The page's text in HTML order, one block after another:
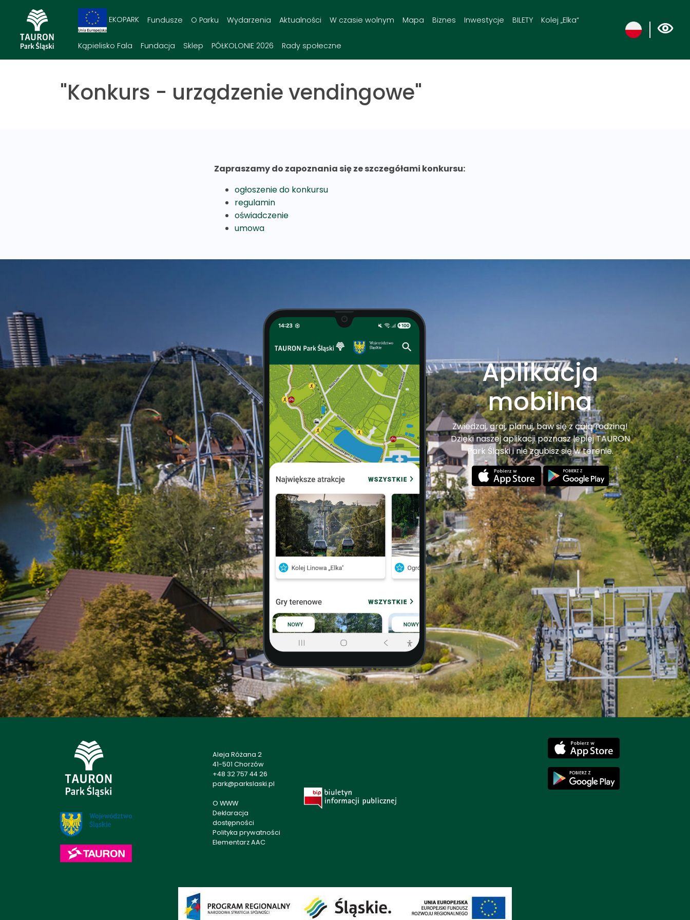
EKOPARK Fundusze O Parku Wydarzenia Aktualności W czasie wolnym Mapa Biznes Inwestycje BILETY Kolej „Elka“
Kąpielisko Fala Fundacja Sklep PÓŁKOLONIE 2026 Rady społeczne
"Konkurs - urządzenie vendingowe"
Zapraszamy do zapoznania się ze szczegółami konkursu:
ogłoszenie do konkursu
regulamin
oświadczenie
umowa
Aplikacja
mobilna
Zwiedzaj, graj, planuj, baw się z całą rodziną!
Dzięki naszej aplikacji poznasz lepiej TAURON
Park Śląski i nie zgubisz się w terenie.
Aleja Różana 2
41-501 Chorzów
+48 32 757 44 26
park@parkslaski.pl
O WWW
Deklaracja
dostępności
Polityka prywatności
Elementarz AAC